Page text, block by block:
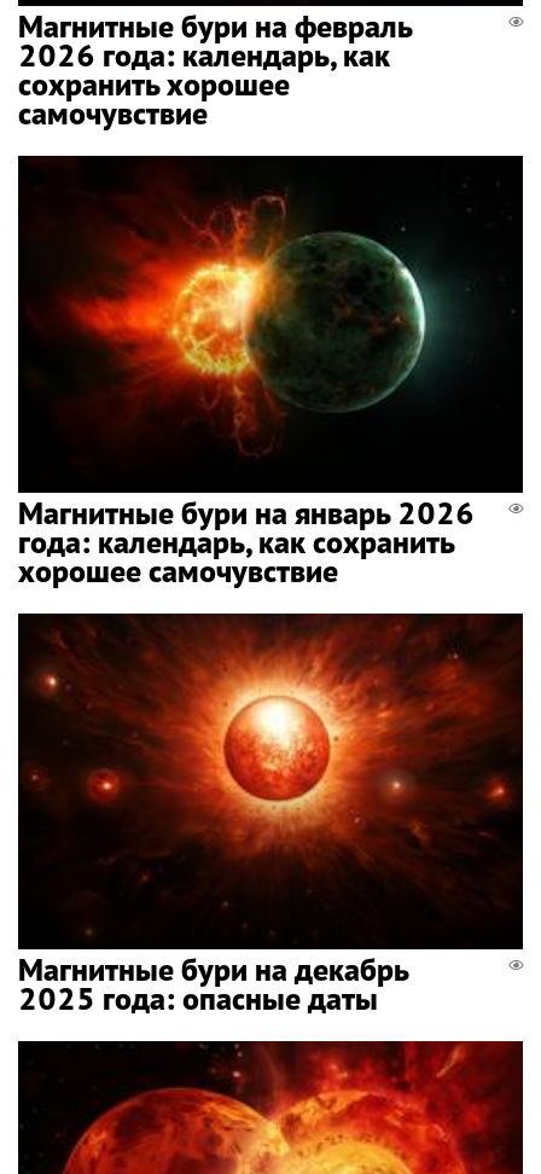
Магнитные бури на февраль
2026 года: календарь, как
сохранить хорошее
самочувствие
Магнитные бури на январь 2026
года: календарь, как сохранить
хорошее самочувствие
Магнитные бури на декабрь
2025 года: опасные даты